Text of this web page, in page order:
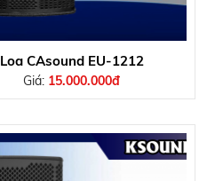
Loa CAsound EU-1212
Giá: 15.000.000đ